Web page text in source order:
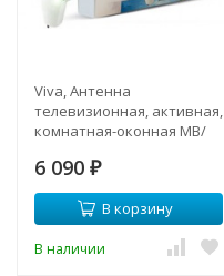
Viva, Антенна
телевизионная, активная,
комнатная-оконная МВ/
6 090 ₽
В корзину
В наличии